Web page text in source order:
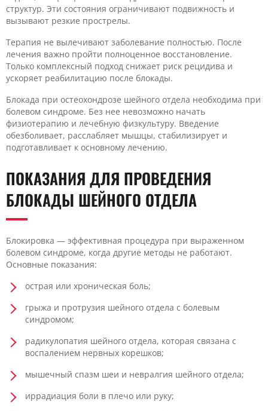
структур. Эти состояния ограничивают подвижность и
вызывают резкие прострелы.
Терапия не вылечивают заболевание полностью. После
лечения важно пройти полноценное восстановление.
Только комплексный подход снижает риск рецидива и
ускоряет реабилитацию после блокады.
Блокада при остеохондрозе шейного отдела необходима при
болевом синдроме. Без нее невозможно начать
физиотерапию и лечебную физкультуру. Введение
обезболивает, расслабляет мышцы, стабилизирует и
подготавливает к основному лечению.
ПОКАЗАНИЯ ДЛЯ ПРОВЕДЕНИЯ
БЛОКАДЫ ШЕЙНОГО ОТДЕЛА
Блокировка — эффективная процедура при выраженном
болевом синдроме, когда другие методы не работают.
Основные показания:
острая или хроническая боль;
грыжа и протрузия шейного отдела с болевым
синдромом;
радикулопатия шейного отдела, которая связана с
воспалением нервных корешков;
мышечный спазм шеи и невралгия шейного отдела;
иррадиация боли в плечо или руку;